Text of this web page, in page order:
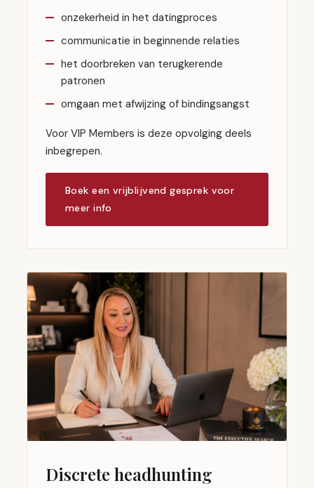
onzekerheid in het datingproces
communicatie in beginnende relaties
het doorbreken van terugkerende
patronen
omgaan met afwijzing of bindingsangst
Voor VIP Members is deze opvolging deels
inbegrepen.
Boek een vrijblijvend gesprek voor
meer info
Discrete headhunting